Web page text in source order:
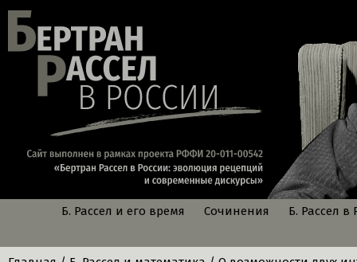
Б. Рассел и его время Сочинения Б. Рассел в